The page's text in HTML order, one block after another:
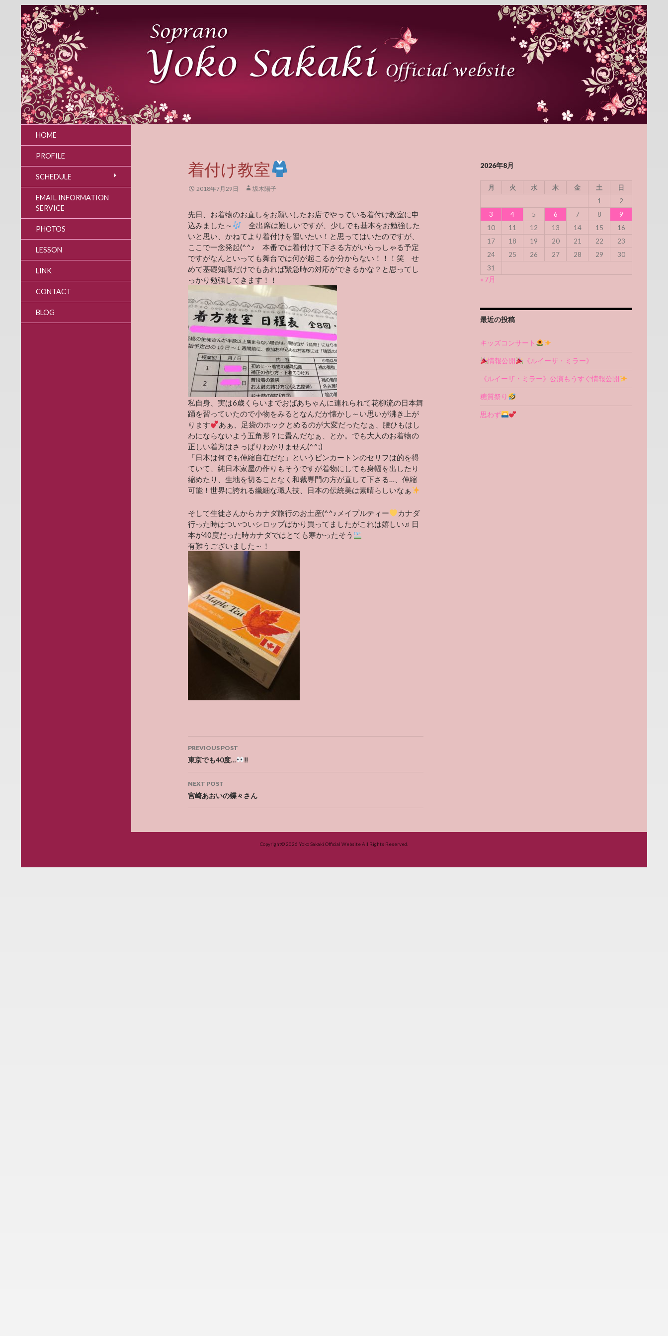
着付け教室
2018年7月29日 坂木陽子
先日、お着物のお直しをお願いしたお店でやっている着付け教室に申
込みました～
全出席は難しいですが、少しでも基本をお勉強した
いと思い、かねてより着付けを習いたい！と思ってはいたのですが、
ここで一念発起(^^♪ 本番では着付けて下さる方がいらっしゃる予定
ですがなんといっても舞台では何が起こるか分からない！！！笑 せ
めて基礎知識だけでもあれば緊急時の対応ができるかな？と思ってし
っかり勉強してきます！！
私自身、実は6歳くらいまでおばあちゃんに連れられて花柳流の日本舞
踊を習っていたので小物をみるとなんだか懐かし～い思いが沸き上が
ります
あぁ、足袋のホックとめるのが大変だったなぁ、腰ひもはし
わにならないよう五角形？に畳んだなぁ、とか。でも大人のお着物の
正しい着方はさっぱりわかりません(^^;)
「日本は何でも伸縮自在だな」というピンカートンのセリフは的を得
ていて、純日本家屋の作りもそうですが着物にしても身幅を出したり
縮めたり、生地を切ることなく和裁専門の方が直して下さる…、伸縮
可能！世界に誇れる繊細な職人技、日本の伝統美は素晴らしいなぁ
そして生徒さんからカナダ旅行のお土産(^^♪メイプルティー
カナダ
行った時はついついシロップばかり買ってましたがこれは嬉しい♬日
本が40度だった時カナダではとても寒かったそう
有難うございました～！
Post
navigation
PREVIOUS POST
東京でも40度… ‼
NEXT POST
宮崎あおいの蝶々さん
2026年8月
月 火 水 木 金 土
日
1
2
3
4 5 6 7 8
9
10
11 12 13 14 15
16
17
18 19 20 21 22
23
24
25 26 27 28 29
30
31
« 7月
最近の投稿
キッズコンサート
情報公開 《ルイーザ・ミラー》
《ルイーザ・ミラー》公演もうすぐ情報公開
糖質祭り
思わず
HOME
PROFILE
SCHEDULE
EMAIL INFORMATION
SERVICE
PHOTOS
LESSON
LINK
CONTACT
BLOG
Copyright© 2026 Yoko Sakaki Official WebsiteAll Rights Reserved.